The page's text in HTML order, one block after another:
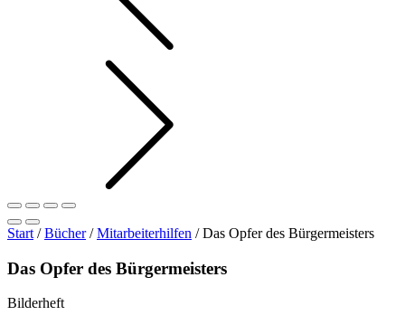
Start /Bücher/Mitarbeiterhilfen / Das Opfer des Bürgermeisters
Das Opfer des Bürgermeisters
Bilderheft